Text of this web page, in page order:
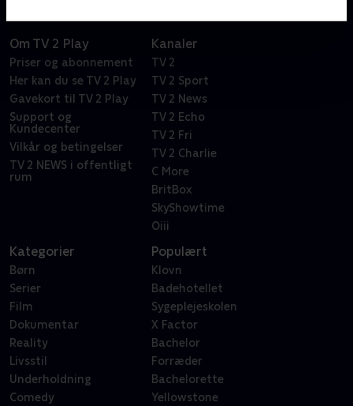
Om TV 2 Play
Priser og abonnement
Her kan du se TV 2 Play
Gavekort til TV 2 Play
Support og
Kundecenter
Vilkår og betingelser
TV 2 NEWS i offentligt
rum
Kanaler
TV 2
TV 2 Sport
TV 2 News
TV 2 Echo
TV 2 Fri
TV 2 Charlie
C More
BritBox
SkyShowtime
Oiii
Kategorier
Børn
Serier
Film
Dokumentar
Reality
Livsstil
Underholdning
Comedy
Populært
Klovn
Badehotellet
Sygeplejeskolen
X Factor
Bachelor
Forræder
Bachelorette
Yellowstone